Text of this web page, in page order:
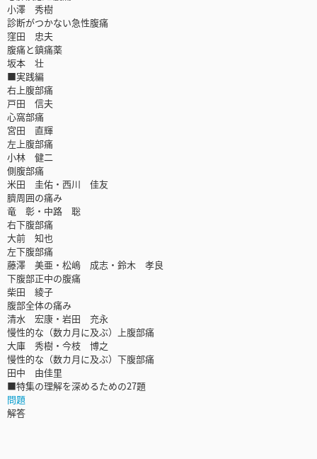
小澤 秀樹
診断がつかない急性腹痛
窪田 忠夫
腹痛と鎮痛薬
坂本 壮
■実践編
右上腹部痛
戸田 信夫
心窩部痛
宮田 直輝
左上腹部痛
小林 健二
側腹部痛
米田 圭佑・西川 佳友
臍周囲の痛み
竜 彰・中路 聡
右下腹部痛
大前 知也
左下腹部痛
藤澤 美亜・松嶋 成志・鈴木 孝良
下腹部正中の腹痛
柴田 綾子
腹部全体の痛み
清水 宏康・岩田 充永
慢性的な（数カ月に及ぶ）上腹部痛
大庫 秀樹・今枝 博之
慢性的な（数カ月に及ぶ）下腹部痛
田中 由佳里
■特集の理解を深めるための27題
問題
解答